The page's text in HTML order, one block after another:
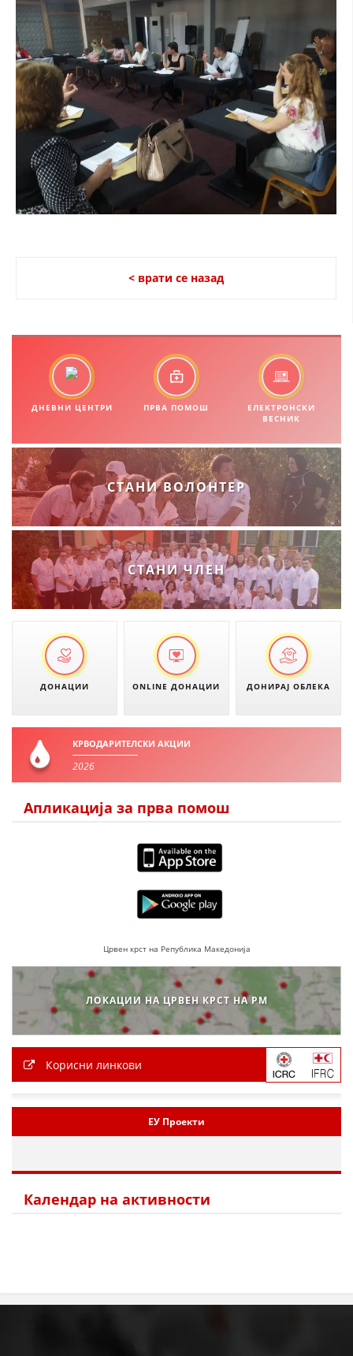
ПРОМОЦИЈА НА ХУМАНИ ВРЕДНОСТИ
УПОТРЕБА И ЗАШТИТА НА АМБЛЕМОТ
СОЦИЈАЛНО ХУМАНИТАРНА ДЕЈНОСТ
КАКО ДА ДОНИРАТЕ
ПОДГОТВЕНОСТ И ДЕЈСТВО ПРИ КАТАСТРОФИ
ТИМОВИ НА ООЦК
ЗНАЧЕЊЕ НА СЛУЖБАТА ЗА БАРАЊЕ
ФОРМУЛАРИ ЗА БАРАЊА
ЗДРАВСТВЕНО ПРЕВЕНТИВНА ДЕЈНОСТ
ПРВА ПОМОШ
КРВОДАРИТЕЛСТВО
ИНФОРМАЦИИ ЗА БОЛЕСТИ
МЕНАЏМЕНТ НА ВОЛОНТЕРИ
ДЕЈСТВУВАЊЕ
СТРАТЕГИИ
ЕДУКАТИВНО ИНФОРМАТИВНИ МАТЕРИЈАЛИ
БРОШУРИ
ПОСТЕРИ
ПРЕЗЕНТАЦИИ
< врати се назад
ДНЕВНИ ЦЕНТРИ ПРВА ПОМОШ
ЕЛЕКТРОНСКИ
ВЕСНИК
СТАНИ ВОЛОНТЕР
СТАНИ ЧЛЕН
ДОНАЦИИ ONLINE ДОНАЦИИ ДОНИРАЈ ОБЛЕКА
КРВОДАРИТЕЛСКИ АКЦИИ
2026
Апликација за прва помош
Црвен крст на Република Македонија
ЛОКАЦИИ НА ЦРВЕН КРСТ НА РМ
Корисни линкови
ЕУ Проекти
Календар на активности